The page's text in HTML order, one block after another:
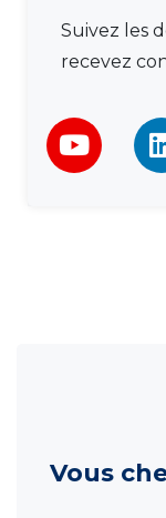
Suivez les
recevez
Vous